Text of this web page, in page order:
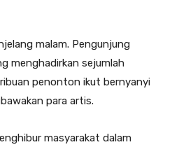
malam. Pengunjung
menghadirkan sejumlah
penonton ikut bernyanyi
para artis.
masyarakat dalam